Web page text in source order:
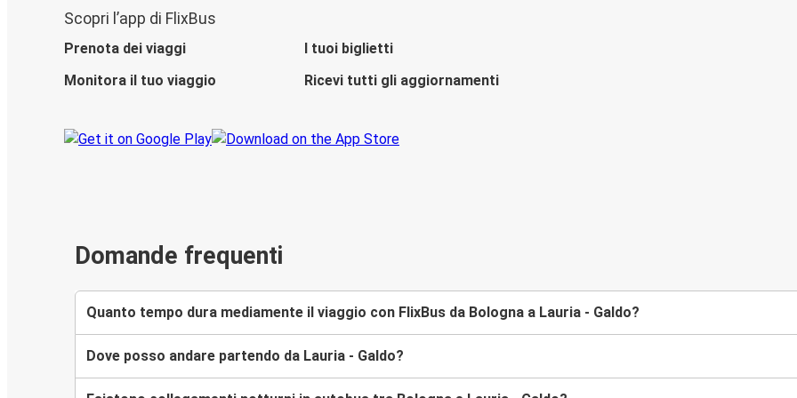
Scopri l’app di FlixBus
Prenota dei viaggi
I tuoi biglietti
Monitora il tuo viaggio
Ricevi tutti gli aggiornamenti
Domande frequenti
Quanto tempo dura mediamente il viaggio con FlixBus da Bologna a Lauria - Galdo?
Dove posso andare partendo da Lauria - Galdo?